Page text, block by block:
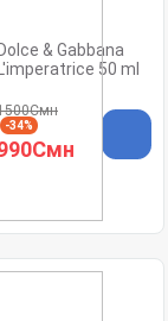
& Gabbana
50 ml
-34%